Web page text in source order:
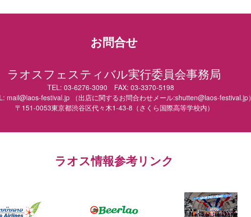
お問合せ
ラオスフェスティバル実行委員会事務局
TEL: 03-6276-3090 FAX: 03-3370-5198
mail@laos-festival.jp （出店に関するお問合わせメール:shutten@laos-festival.jp）
〒151-0053東京都渋谷区代々木1-43-8（さくら国際高等学校内）
ラオス情報参考リンク